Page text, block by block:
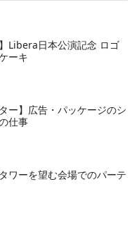
Libera日本公演記念 ロゴ
ーキ
ー】広告・パッケージのシ
仕事
ワーを望む会場でのパーテ